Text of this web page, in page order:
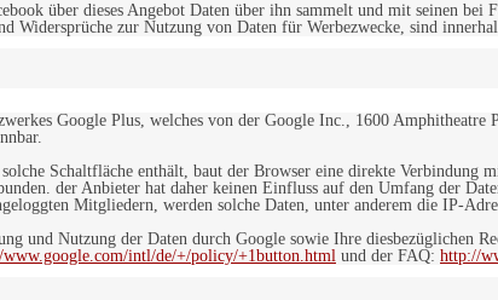
über dieses Angebot Daten über ihn sammelt und mit seinen bei
Widersprüche zur Nutzung von Daten für Werbezwecke, sind
Google Plus, welches von der Google Inc., 1600
Schaltfläche enthält, baut der Browser eine direkte
der Anbieter hat daher keinen Einfluss auf den Umfang der
Mitgliedern, werden solche Daten, unter anderem die IP-
und Nutzung der Daten durch Google sowie Ihre diesbezüglichen
intl/de/+/policy/+1button.html und der FAQ: http://